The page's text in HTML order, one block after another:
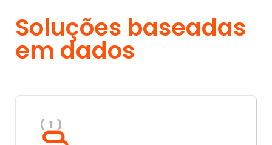
Soluções baseadas
em dados
( 1 )